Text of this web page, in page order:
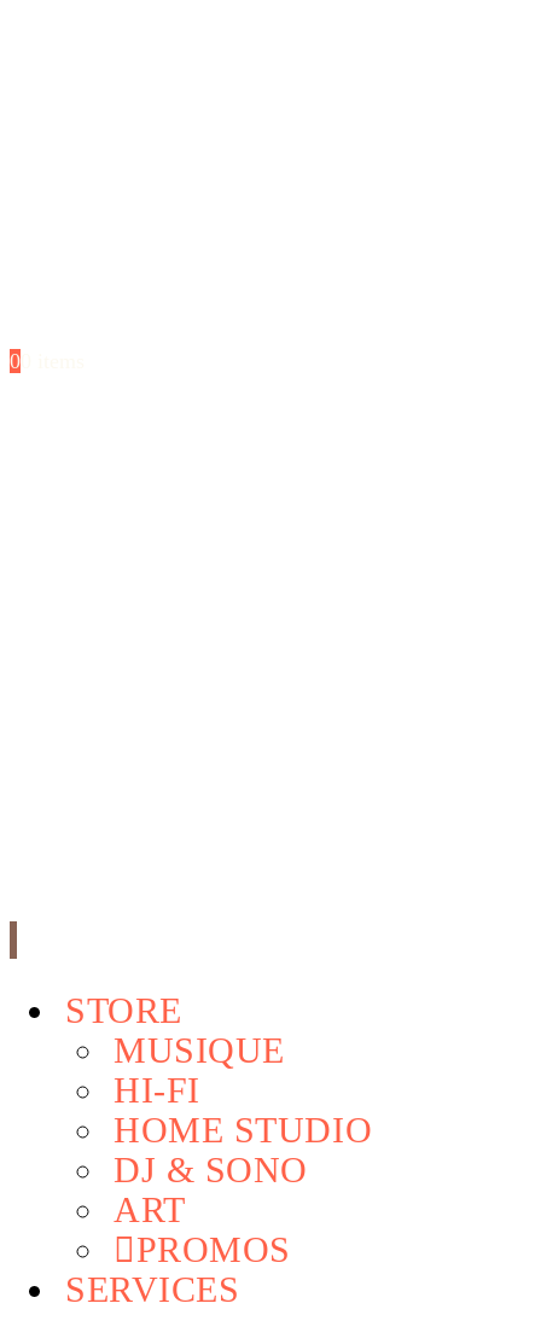
0
STORE
MUSIQUE
HI-FI
HOME STUDIO
DJ & SONO
ART
PROMOS
SERVICES